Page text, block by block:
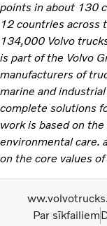
points in about 130
12 countries across
134,000 Volvo
is part of the Volvo
manufacturers of
marine and
complete solutions
work is based on
environmental care.
on the core values
Par sīkfailiem